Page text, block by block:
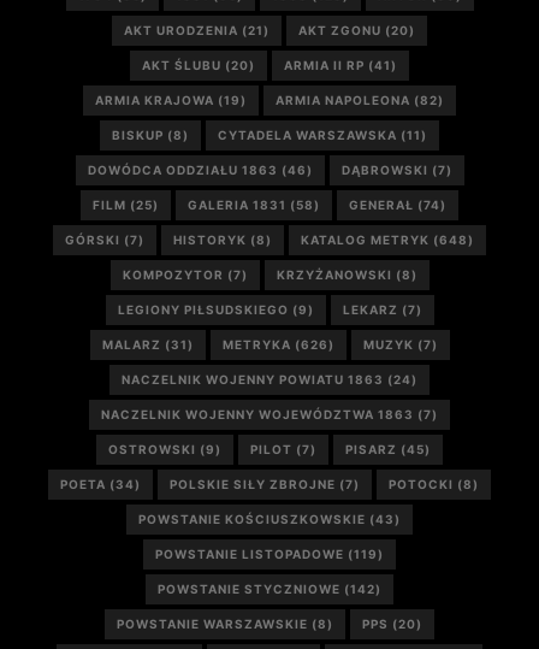
AKT URODZENIA (21) AKT ZGONU (20)
AKT ŚLUBU (20) ARMIA II RP (41)
ARMIA KRAJOWA (19) ARMIA NAPOLEONA (82)
BISKUP (8) CYTADELA WARSZAWSKA (11)
DOWÓDCA ODDZIAŁU 1863 (46) DĄBROWSKI (7)
FILM (25) GALERIA 1831 (58) GENERAŁ (74)
GÓRSKI (7) HISTORYK (8) KATALOG METRYK (648)
KOMPOZYTOR (7) KRZYŻANOWSKI (8)
LEGIONY PIŁSUDSKIEGO (9) LEKARZ (7)
MALARZ (31) METRYKA (626) MUZYK (7)
NACZELNIK WOJENNY POWIATU 1863 (24)
NACZELNIK WOJENNY WOJEWÓDZTWA 1863 (7)
OSTROWSKI (9) PILOT (7) PISARZ (45)
POETA (34) POLSKIE SIŁY ZBROJNE (7) POTOCKI (8)
POWSTANIE KOŚCIUSZKOWSKIE (43)
POWSTANIE LISTOPADOWE (119)
POWSTANIE STYCZNIOWE (142)
POWSTANIE WARSZAWSKIE (8) PPS (20)